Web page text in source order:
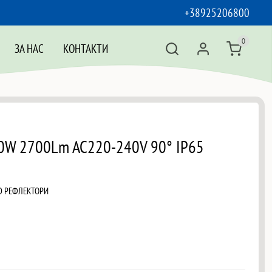
+38925206800
ЗА НАС КОНТАКТИ 0
2700Lm AC220-240V 90° IP65
РЕФЛЕКТОРИ